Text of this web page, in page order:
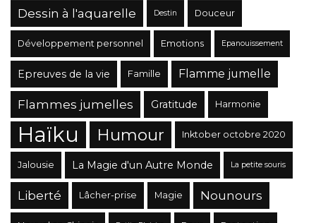
Dessin à l'aquarelle Destin Douceur
Développement personnel Emotions Epanouissement
Epreuves de la vie Famille Flamme jumelle
Flammes jumelles Gratitude Harmonie
Haïku Humour Inktober octobre 2020
Jalousie La Magie d'un Autre Monde La petite souris
Liberté Lâcher-prise Magie Nounours